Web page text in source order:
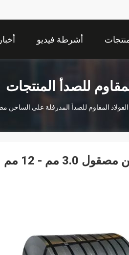
أشرطة فيديو أخبار
للصدأ المنتجات